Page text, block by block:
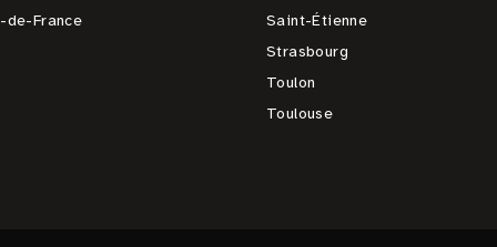
de-France
Saint-Étienne
Strasbourg
Toulon
Toulouse